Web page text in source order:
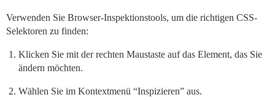
Verwenden Sie Browser-Inspektionstools, um die richtigen CSS-
Selektoren zu finden:
Klicken Sie mit der rechten Maustaste auf das Element, das Sie
ändern möchten.
Wählen Sie im Kontextmenü “Inspizieren” aus.